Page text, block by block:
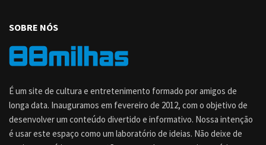
SOBRE NÓS
É um site de cultura e entretenimento formado por amigos de
longa data. Inauguramos em fevereiro de 2012, com o objetivo de
desenvolver um conteúdo divertido e informativo. Nossa intenção
é usar este espaço como um laboratório de ideias. Não deixe de